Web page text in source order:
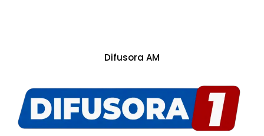
Difusora AM